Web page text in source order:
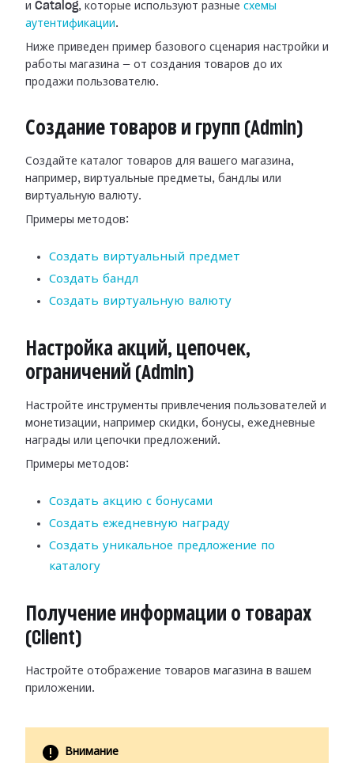
и Catalog, которые используют разные схемы
аутентификации.
Ниже приведен пример базового сценария настройки и
работы магазина — от создания товаров до их
продажи пользователю.
Создание товаров и групп (Admin)
Создайте каталог товаров для вашего магазина,
например, виртуальные предметы, бандлы или
виртуальную валюту.
Примеры методов:
Создать виртуальный предмет
Создать бандл
Создать виртуальную валюту
Настройка акций, цепочек,
ограничений (Admin)
Настройте инструменты привлечения пользователей и
монетизации, например скидки, бонусы, ежедневные
награды или цепочки предложений.
Примеры методов:
Создать акцию с бонусами
Создать ежедневную награду
Создать уникальное предложение по
каталогу
Получение информации о товарах
(Client)
Настройте отображение товаров магазина в вашем
приложении.
Внимание